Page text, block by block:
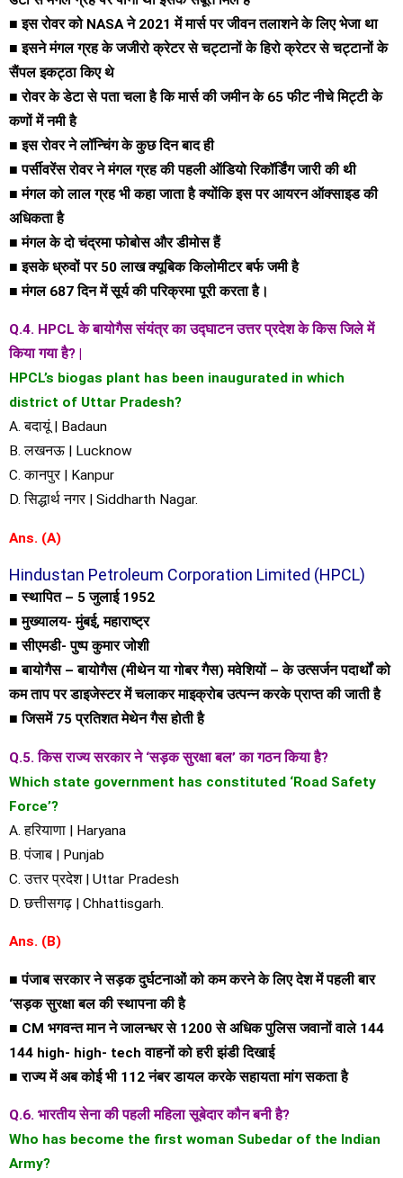
■ इस रोवर को NASA ने 2021 में मार्स पर जीवन तलाशने के लिए भेजा था
■ इसने मंगल ग्रह के जजीरो क्रेटर से चट्टानों के हिरो क्रेटर से चट्टानों के
सैंपल इकट्ठा किए थे
■ रोवर के डेटा से पता चला है कि मार्स की जमीन के 65 फीट नीचे मिट्टी के
कणों में नमी है
■ इस रोवर ने लॉन्चिंग के कुछ दिन बाद ही
■ पर्सीवरेंस रोवर ने मंगल ग्रह की पहली ऑडियो रिकॉर्डिंग जारी की थी
■ मंगल को लाल ग्रह भी कहा जाता है क्योंकि इस पर आयरन ऑक्साइड की
अधिकता है
■ मंगल के दो चंद्रमा फोबोस और डीमोस हैं
■ इसके ध्रुवों पर 50 लाख क्यूबिक किलोमीटर बर्फ जमी है
■ मंगल 687 दिन में सूर्य की परिक्रमा पूरी करता है।
Q.4. HPCL के बायोगैस संयंत्र का उद्घाटन उत्तर प्रदेश के किस जिले में
किया गया है? |
HPCL’s biogas plant has been inaugurated in which
district of Uttar Pradesh?
A. बदायूं | Badaun
B. लखनऊ | Lucknow
C. कानपुर | Kanpur
D. सिद्धार्थ नगर | Siddharth Nagar.
Ans. (A)
Hindustan Petroleum Corporation Limited (HPCL)
■ स्थापित – 5 जुलाई 1952
■ मुख्यालय- मुंबई, महाराष्ट्र
■ सीएमडी- पुष्प कुमार जोशी
■ बायोगैस – बायोगैस (मीथेन या गोबर गैस) मवेशियों – के उत्सर्जन पदार्थों को
कम ताप पर डाइजेस्टर में चलाकर माइक्रोब उत्पन्न करके प्राप्त की जाती है
■ जिसमें 75 प्रतिशत मेथेन गैस होती है
Q.5. किस राज्य सरकार ने ‘सड़क सुरक्षा बल’ का गठन किया है?
Which state government has constituted ‘Road Safety
Force’?
A. हरियाणा | Haryana
B. पंजाब | Punjab
C. उत्तर प्रदेश | Uttar Pradesh
D. छत्तीसगढ़ | Chhattisgarh.
Ans. (B)
■ पंजाब सरकार ने सड़क दुर्घटनाओं को कम करने के लिए देश में पहली बार
‘सड़क सुरक्षा बल की स्थापना की है
■ CM भगवन्त मान ने जालन्धर से 1200 से अधिक पुलिस जवानों वाले 144
144 high- high- tech वाहनों को हरी झंडी दिखाई
■ राज्य में अब कोई भी 112 नंबर डायल करके सहायता मांग सकता है
Q.6. भारतीय सेना की पहली महिला सूबेदार कौन बनी है?
Who has become the first woman Subedar of the Indian
Army?